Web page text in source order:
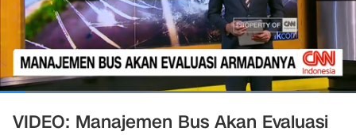
VIDEO: Manajemen Bus Akan Evaluasi